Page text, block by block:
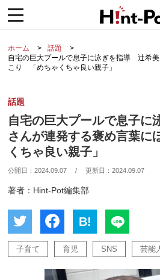
ホーム
話題
自宅の巨大プールで息子に泳ぎを指導 辻希
こり 「めちゃくちゃ良い親子」
話題
自宅の巨大プールで息子
さんが連発する褒め言葉
くちゃ良い親子」
公開日：2024.09.07 / 更新日：2024.09.07
著者：Hint-Pot編集部
B!
子育て 育児 SNS 芸能